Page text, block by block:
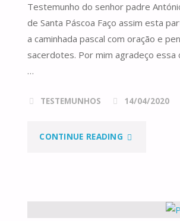
ANO
A"
Testemunho do senhor padre
de Santa Páscoa Faço assim esta
a caminhada pascal com oração e
sacerdotes. Por mim agradeço essa
…
TESTEMUNHOS 14/04/2020
CONTINUE READING "NO